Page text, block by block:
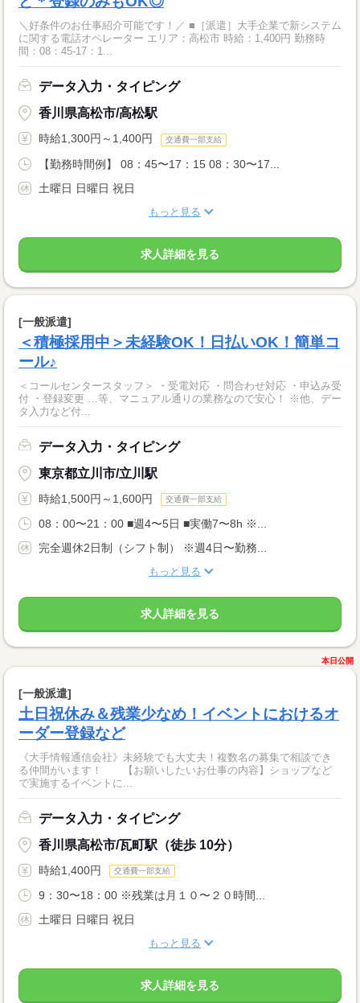
＼好条件のお仕事紹介可能です！／ ■［派遣］大手企業で新システム
に関する電話オペレーター エリア：高松市 時給：1,400円 勤務時
間：08：45-17：1...
データ入力・タイピング
香川県高松市/高松駅
時給1,300円～1,400円 交通費一部支給
【勤務時間例】 08：45〜17：15 08：30〜17...
土曜日 日曜日 祝日
もっと見る
求人詳細を見る
[一般派遣]
＜積極採用中＞未経験OK！日払いOK！簡単コ
ール♪
＜コールセンタースタッフ＞ ・受電対応 ・問合わせ対応 ・申込み受
付 ・登録変更 …等、マニュアル通りの業務なので安心！ ※他、デー
タ入力など付...
データ入力・タイピング
東京都立川市/立川駅
時給1,500円～1,600円 交通費一部支給
08：00〜21：00 ■週4〜5日 ■実働7〜8h ※...
完全週休2日制（シフト制） ※週4日〜勤務...
もっと見る
求人詳細を見る
本日公開
[一般派遣]
土日祝休み＆残業少なめ！イベントにおけるオ
ーダー登録など
《大手情報通信会社》未経験でも大丈夫！複数名の募集で相談でき
る仲間がいます！ 【お願いしたいお仕事の内容】ショップなど
で実施するイベントに...
データ入力・タイピング
香川県高松市/瓦町駅（徒歩 10分）
時給1,400円 交通費一部支給
9：30〜18：00 ※残業は月１０〜２０時間...
土曜日 日曜日 祝日
もっと見る
求人詳細を見る